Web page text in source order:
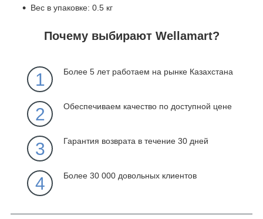
Вес в упаковке: 0.5 кг
Почему выбирают Wellamart?
1 Более 5 лет работаем на рынке Казахстана
2 Обеспечиваем качество по доступной цене
3 Гарантия возврата в течение 30 дней
4 Более 30 000 довольных клиентов